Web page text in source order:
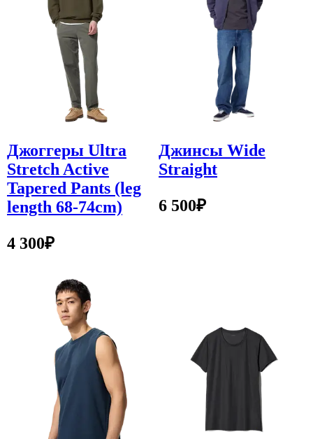
Джоггеры Ultra
Stretch Active
Tapered Pants (leg
length 68-74cm)
4 300₽
Джинсы Wide
Straight
6 500₽